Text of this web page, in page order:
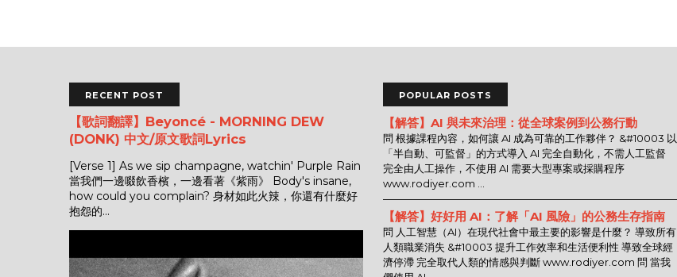
RECENT POST
【歌詞翻譯】Beyoncé - MORNING DEW
(DONK) 中文/原文歌詞Lyrics
[Verse 1] As we sip champagne, watchin' Purple Rain
當我們一邊啜飲香檳，一邊看著《紫雨》 Body's insane,
how could you complain? 身材如此火辣，你還有什麼好
抱怨的...
POPULAR POSTS
【解答】AI 與未來治理：從全球案例到公務行動
問 根據課程內容，如何讓 AI 成為可靠的工作夥伴？ &#10003 以
「半自動、可監督」的方式導入 AI 完全自動化，不需人工監督
完全由人工操作，不使用 AI 需要大型專案或採購程序
www.rodiyer.com ...
【解答】好好用 AI：了解「AI 風險」的公務生存指南
問 人工智慧（AI）在現代社會中最主要的影響是什麼？ 導致所有
人類職業消失 &#10003 提升工作效率和生活便利性 導致全球經
濟停滯 完全取代人類的情感與判斷 www.rodiyer.com 問 當我